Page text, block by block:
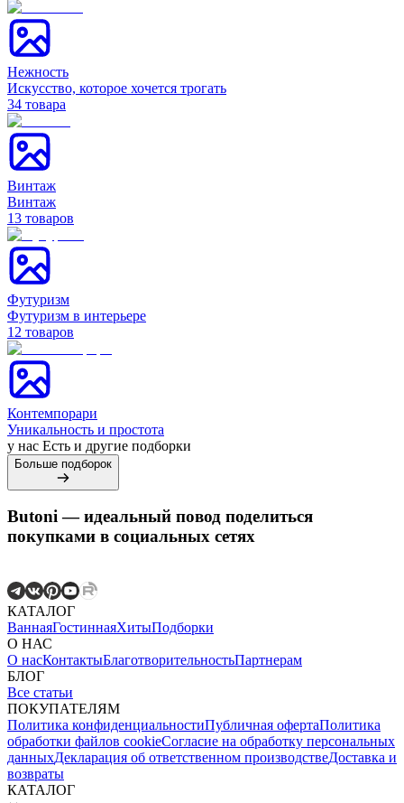
Нежность
Искусство, которое хочется трогать
34 товара
Винтаж
Винтаж
13 товаров
Футуризм
Футуризм в интерьере
12 товаров
Контемпорари
Уникальность и простота
у нас Есть и другие подборки
Больше подборок
Butoni — идеальный повод поделиться
покупками в социальных сетях
КАТАЛОГ
ВаннаяГостиннаяХитыПодборки
О НАС
О насКонтактыБлаготворительностьПартнерам
БЛОГ
Все статьи
ПОКУПАТЕЛЯМ
Политика конфиденциальностиПубличная офертаПолитика
обработки файлов cookieСогласие на обработку персональных
данныхДекларация об ответственном производствеДоставка и
возвраты
КАТАЛОГ